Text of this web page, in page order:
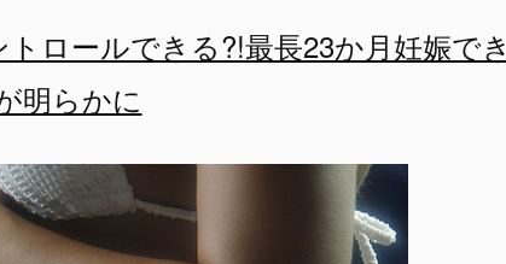
ロールできる?!最長23か月妊娠でき
明らかに